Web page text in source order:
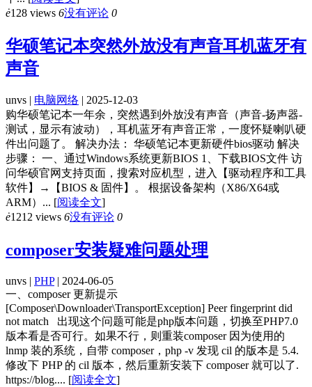
ė128 views 6没有评论 0
华硕笔记本突然外放没有声音耳机蓝牙有
声音
unvs | 电脑网络 | 2025-12-03
购华硕笔记本一年余，突然遇到外放没有声音（声音-扬声器-
测试，显示有波动），耳机蓝牙有声音正常，一度怀疑喇叭硬
件出问题了。 解决办法： 华硕笔记本更新硬件bios驱动 解决
步骤： 一、通过Windows系统更新BIOS 1、下载BIOS文件 访
问华硕官网支持页面，搜索对应机型，进入【驱动程序和工具
软件】→【BIOS & 固件】。 根据设备架构（X86/X64或
ARM）... [阅读全文]
ė1212 views 6没有评论 0
composer安装疑难问题处理
unvs | PHP| 2024-06-05
一、composer 更新提示
[Composer\Downloader\TransportException] Peer fingerprint did
not match 出现这个问题可能是php版本问题，切换至PHP7.0
版本看是否可行。如果不行，则重装composer 因为使用的
lnmp 装的系统，自带 composer，php -v 发现 cil 的版本是 5.4.
修改下 PHP 的 cil 版本，然后重新安装下 composer 就可以了.
https://blog.... [阅读全文]